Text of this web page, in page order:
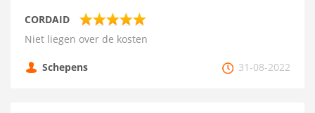
CORDAID
Niet liegen over de kosten
Schepens 31-08-2022